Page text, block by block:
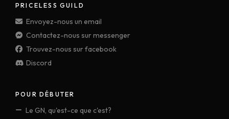
PRICELESS GUILD
Envoyez-nous un email
Contactez-nous sur messenger
Trouvez-nous sur facebook
Discord
POUR DÉBUTER
Le GN, qu'est-ce que c'est?